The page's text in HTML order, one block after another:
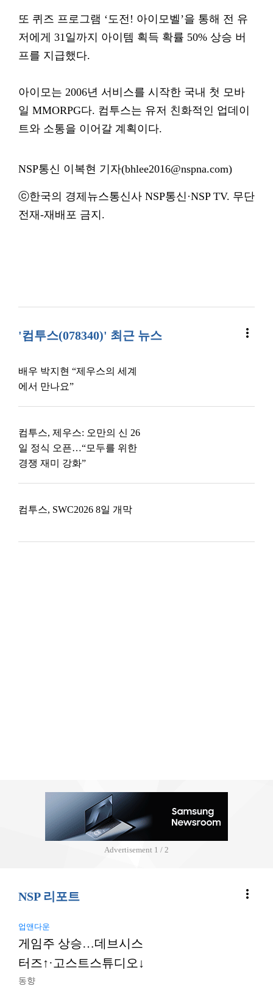
또 퀴즈 프로그램 ‘도전! 아이모벨’을 통해 전 유
저에게 31일까지 아이템 획득 확률 50% 상승 버
프를 지급했다.
아이모는 2006년 서비스를 시작한 국내 첫 모바
일 MMORPG다. 컴투스는 유저 친화적인 업데이
트와 소통을 이어갈 계획이다.
NSP통신 이복현 기자(bhlee2016@nspna.com)
ⓒ한국의 경제뉴스통신사 NSP통신·NSP TV. 무단
전재-재배포 금지.
'컴투스(078340)' 최근 뉴스 more_vert
배우 박지현 “제우스의 세계
에서 만나요”
컴투스, 제우스: 오만의 신 26
일 정식 오픈…“모두를 위한
경쟁 재미 강화”
컴투스, SWC2026 8일 개막
Advertisement 2 / 2
NSP 리포트 more_vert
업앤다운
게임주 상승…데브시스
터즈↑·고스트스튜디오↓
동향